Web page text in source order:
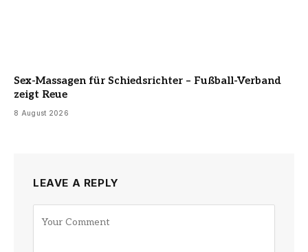
Sex-Massagen für Schiedsrichter – Fußball-Verband
zeigt Reue
8 August 2026
LEAVE A REPLY